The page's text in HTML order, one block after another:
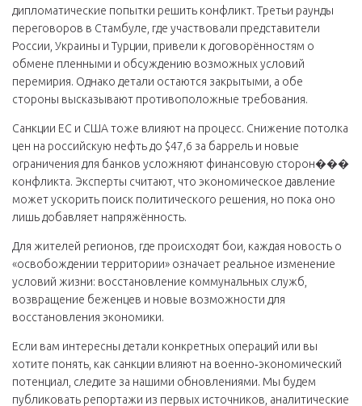
дипломатические попытки решить конфликт. Третьи раунды
переговоров в Стамбуле, где участвовали представители
России, Украины и Турции, привели к договорённостям о
обмене пленными и обсуждению возможных условий
перемирия. Однако детали остаются закрытыми, а обе
стороны высказывают противоположные требования.
Санкции ЕС и США тоже влияют на процесс. Снижение потолка
цен на российскую нефть до $47,6 за баррель и новые
ограничения для банков усложняют финансовую сторон���
конфликта. Эксперты считают, что экономическое давление
может ускорить поиск политического решения, но пока оно
лишь добавляет напряжённость.
Для жителей регионов, где происходят бои, каждая новость о
«освобождении территории» означает реальное изменение
условий жизни: восстановление коммунальных служб,
возвращение беженцев и новые возможности для
восстановления экономики.
Если вам интересны детали конкретных операций или вы
хотите понять, как санкции влияют на военно‑экономический
потенциал, следите за нашими обновлениями. Мы будем
публиковать репортажи из первых источников, аналитические